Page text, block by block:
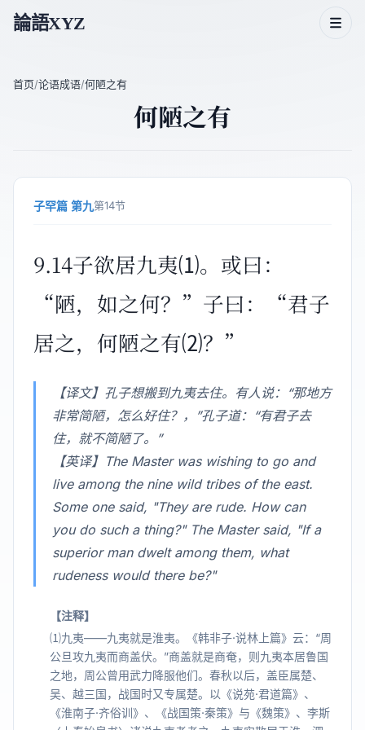
論語XYZ
论语二十篇
首页/论语成语/何陋之有
何陋之有
子罕篇 第九第14节
9.14子欲居九夷⑴。或曰：
“陋，如之何？”子曰：“君子
居之，何陋之有⑵？”
【译文】孔子想搬到九夷去住。有人说：“那地方
非常简陋，怎么好住？，”孔子道：“有君子去
住，就不简陋了。”
【英译】The Master was wishing to go and
live among the nine wild tribes of the east.
Some one said, "They are rude. How can
you do such a thing?" The Master said, "If a
superior man dwelt among them, what
rudeness would there be?"
【注释】
⑴九夷——九夷就是淮夷。《韩非子·说林上篇》云：“周
公旦攻九夷而商盖伏。”商盖就是商奄，则九夷本居鲁国
之地，周公曾用武力降服他们。春秋以后，盖臣属楚、
吴、越三国，战国时又专属楚。以《说苑·君道篇》、
《淮南子·齐俗训》、《战国策·秦策》与《魏策》、李斯